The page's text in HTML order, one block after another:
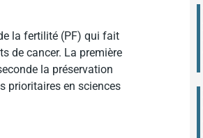
la fertilité (PF) qui fait
de cancer. La première
la préservation
prioritaires en sciences